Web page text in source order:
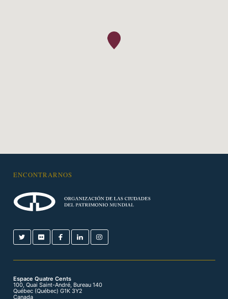
ENCONTRARNOS
Espace Quatre Cents
100, Quai Saint-André, Bureau 140
Québec (Québec) G1K 3Y2
Canada